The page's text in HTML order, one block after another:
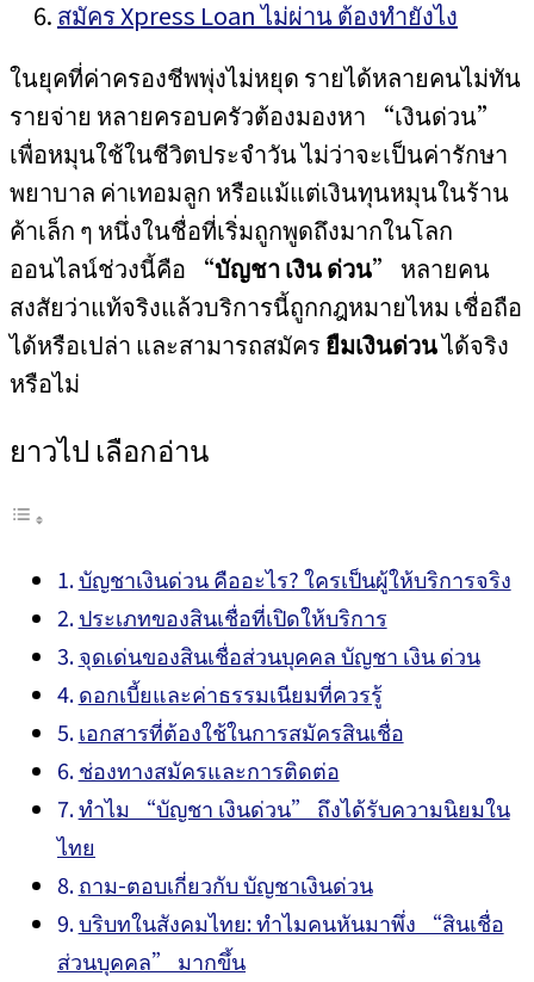
สมัคร Xpress Loan ไม่ผ่าน ต้องทำยังไง
ในยุคที่ค่าครองชีพพุ่งไม่หยุด รายได้หลายคนไม่ทัน
รายจ่าย หลายครอบครัวต้องมองหา “เงินด่วน”
เพื่อหมุนใช้ในชีวิตประจำวัน ไม่ว่าจะเป็นค่ารักษา
พยาบาล ค่าเทอมลูก หรือแม้แต่เงินทุนหมุนในร้าน
ค้าเล็ก ๆ หนึ่งในชื่อที่เริ่มถูกพูดถึงมากในโลก
ออนไลน์ช่วงนี้คือ “บัญชา เงิน ด่วน” หลายคน
สงสัยว่าแท้จริงแล้วบริการนี้ถูกกฎหมายไหม เชื่อถือ
ได้หรือเปล่า และสามารถสมัคร ยืมเงินด่วนได้จริง
หรือไม่
ยาวไป เลือกอ่าน
บัญชาเงินด่วน คืออะไร? ใครเป็นผู้ให้บริการจริง
ประเภทของสินเชื่อที่เปิดให้บริการ
จุดเด่นของสินเชื่อส่วนบุคคล บัญชา เงิน ด่วน
ดอกเบี้ยและค่าธรรมเนียมที่ควรรู้
เอกสารที่ต้องใช้ในการสมัครสินเชื่อ
ช่องทางสมัครและการติดต่อ
ทำไม “บัญชา เงินด่วน” ถึงได้รับความนิยมใน
ไทย
ถาม-ตอบเกี่ยวกับ บัญชาเงินด่วน
บริบทในสังคมไทย: ทำไมคนหันมาพึ่ง “สินเชื่อ
ส่วนบุคคล” มากขึ้น